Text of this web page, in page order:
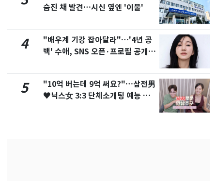
숨진 채 발견…시신 옆엔 '이불'
4
"배우계 기강 잡아달라"…'4년 공
백' 수애, SNS 오픈·프로필 공개
5
"10억 버는데 9억 써요?"…삼전男
♥닉스女 3:3 단체소개팅 예능 화